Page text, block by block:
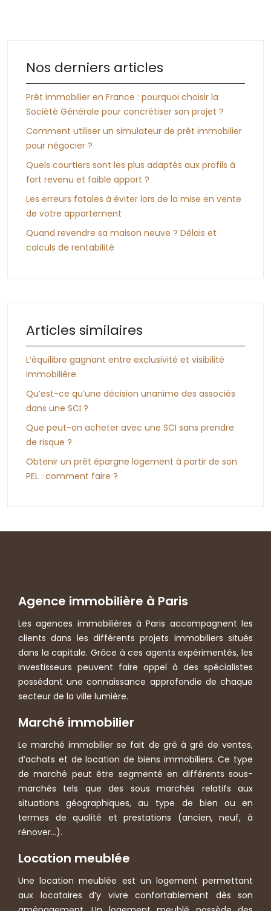
Nos derniers articles
Prêt immobilier en France : pourquoi choisir la
Société Générale pour concrétiser son projet ?
Comment utiliser un simulateur de prêt immobilier
pour négocier ?
Quels courtiers sont les plus adaptés aux profils à
fort revenu et faible apport ?
Les erreurs fatales à éviter lors de la mise en vente
de votre appartement
Quand revendre sa maison neuve ? Délais et
calculs de rentabilité
Articles similaires
L’équilibre gagnant entre exclusivité et visibilité
immobilière
Qu’est-ce qu’une décision unanime des associés
dans une SCI ?
Que peut-on acheter avec une SCI sans prendre
de risque ?
Obtenir un prêt épargne logement à partir de son
PEL : comment faire ?
Agence immobilière à Paris
Les agences immobilières à Paris accompagnent les
clients dans les différents projets immobiliers situés
dans la capitale. Grâce à ces agents expérimentés, les
investisseurs peuvent faire appel à des spécialistes
possédant une connaissance approfondie de chaque
secteur de la ville lumière.
Marché immobilier
Le marché immobilier se fait de gré à gré de ventes,
d’achats et de location de biens immobiliers. Ce type
de marché peut être segmenté en différents sous-
marchés tels que des sous marchés relatifs aux
situations géographiques, au type de bien ou en
termes de qualité et prestations (ancien, neuf, à
rénover…).
Location meublée
Une location meublée est un logement permettant
aux locataires d’y vivre confortablement dès son